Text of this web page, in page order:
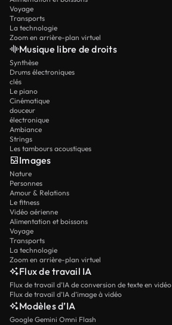
Voyage
Transports
La technologie
Zoom en arrière-plan virtuel
Musique libre de droits
Synthèse
Drums électroniques
clés
Le piano
Cinématique
douceur
électronique
Ambiance
Strings
Les tambours acoustiques
Images
Nature
Personnes
Amour & Relations
Le fitness
Vidéo aérienne
Alimentation et boissons
Voyage
Transports
La technologie
Zoom en arrière-plan virtuel
Flux de travail IA
Flux de travail d’IA de conversion de texte en vidéo
Flux de travail d’IA d’image à vidéo
Modèles d’IA
Google Gemini Omni Flash